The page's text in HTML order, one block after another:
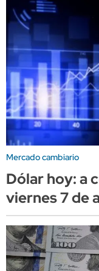
Mercado cambiario
Dólar hoy: a
viernes 7 de